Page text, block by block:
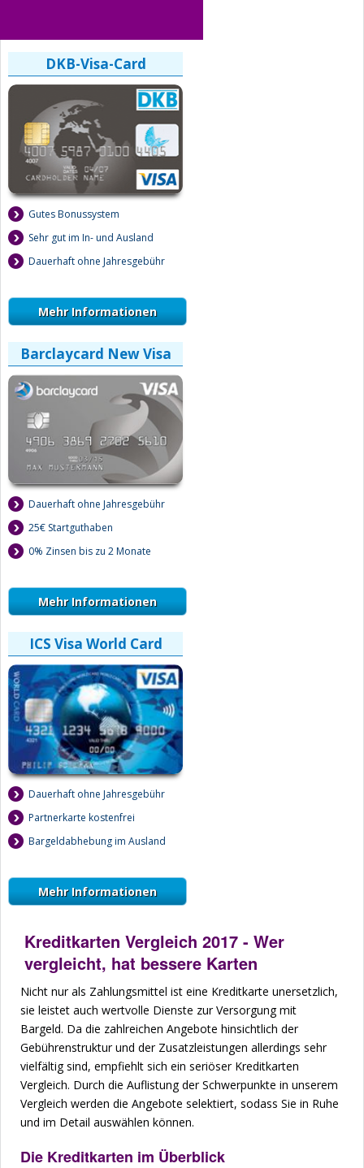
DKB-Visa-Card
Gutes Bonussystem
Sehr gut im In- und Ausland
Dauerhaft ohne Jahresgebühr
Mehr Informationen
Barclaycard New Visa
Dauerhaft ohne Jahresgebühr
25€ Startguthaben
0% Zinsen bis zu 2 Monate
Mehr Informationen
ICS Visa World Card
Dauerhaft ohne Jahresgebühr
Partnerkarte kostenfrei
Bargeldabhebung im Ausland
Mehr Informationen
Kreditkarten Vergleich 2017 - Wer
vergleicht, hat bessere Karten
Nicht nur als Zahlungsmittel ist eine Kreditkarte unersetzlich,
sie leistet auch wertvolle Dienste zur Versorgung mit
Bargeld. Da die zahlreichen Angebote hinsichtlich der
Gebührenstruktur und der Zusatzleistungen allerdings sehr
vielfältig sind, empfiehlt sich ein seriöser Kreditkarten
Vergleich. Durch die Auflistung der Schwerpunkte in unserem
Vergleich werden die Angebote selektiert, sodass Sie in Ruhe
und im Detail auswählen können.
Die Kreditkarten im Überblick